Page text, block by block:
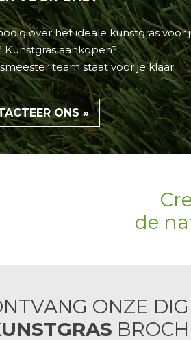
over het ideale kunstgrasvoor
Kunstgras aankopen?
teamstaat voor je klaar.
ONS »
de
ONZE